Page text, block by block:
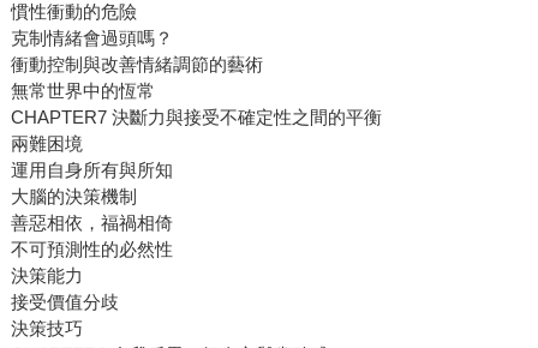
慣性衝動的危險
克制情緒會過頭嗎？
衝動控制與改善情緒調節的藝術
無常世界中的恆常
CHAPTER7 決斷力與接受不確定性之間的平衡
兩難困境
運用自身所有與所知
大腦的決策機制
善惡相依，福禍相倚
不可預測性的必然性
決策能力
接受價值分歧
決策技巧